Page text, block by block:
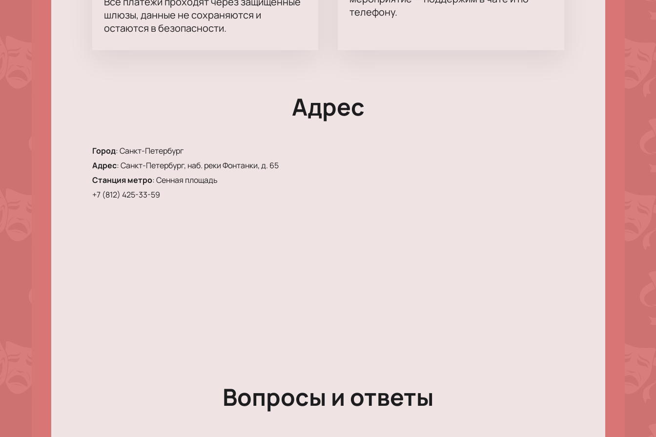
шлюзы, данные не сохраняются и
остаются в безопасности.
телефону.
Адрес
Город:Санкт-Петербург
Адрес:Санкт-Петербург, наб. реки Фонтанки, д. 65
Станция метро:Сенная площадь
+7 (812) 425-33-59
Вопросы и ответы